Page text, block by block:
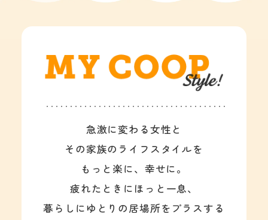
急激に変わる女性と
その家族のライフスタイルを
もっと楽に、幸せに。
疲れたときにほっと一息、
暮らしにゆとりの居場所をプラスする